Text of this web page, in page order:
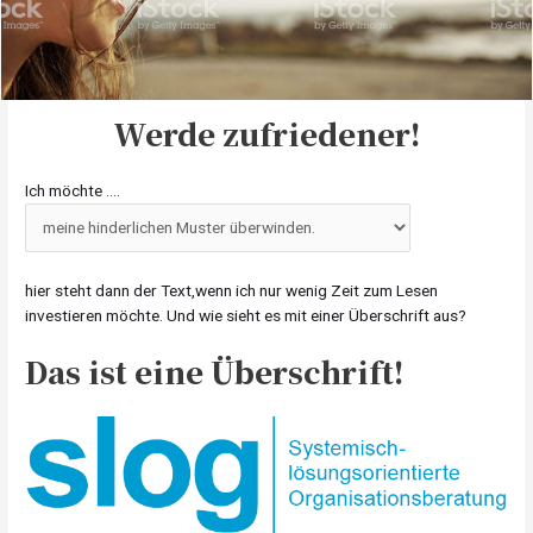
Werde zufriedener!
Ich möchte ….
hier steht dann der Text,wenn ich nur wenig Zeit zum Lesen
investieren möchte. Und wie sieht es mit einer Überschrift aus?
Das ist eine Überschrift!